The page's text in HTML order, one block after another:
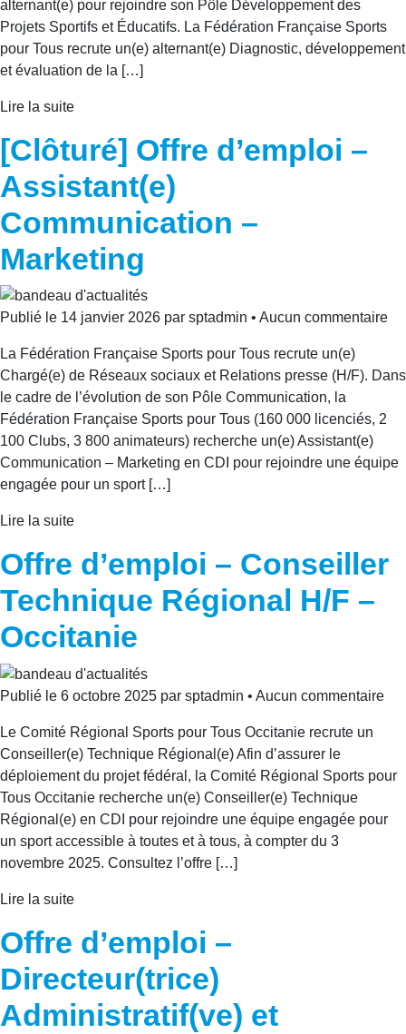
alternant(e) pour rejoindre son Pôle Développement des
Projets Sportifs et Éducatifs. La Fédération Française Sports
pour Tous recrute un(e) alternant(e) Diagnostic, développement
et évaluation de la […]
Lire la suite
[Clôturé] Offre d’emploi –
Assistant(e)
Communication –
Marketing
Publié le 14 janvier 2026 par sptadmin • Aucun commentaire
La Fédération Française Sports pour Tous recrute un(e)
Chargé(e) de Réseaux sociaux et Relations presse (H/F). Dans
le cadre de l’évolution de son Pôle Communication, la
Fédération Française Sports pour Tous (160 000 licenciés, 2
100 Clubs, 3 800 animateurs) recherche un(e) Assistant(e)
Communication – Marketing en CDI pour rejoindre une équipe
engagée pour un sport […]
Lire la suite
Offre d’emploi – Conseiller
Technique Régional H/F –
Occitanie
Publié le 6 octobre 2025 par sptadmin • Aucun commentaire
Le Comité Régional Sports pour Tous Occitanie recrute un
Conseiller(e) Technique Régional(e) Afin d’assurer le
déploiement du projet fédéral, la Comité Régional Sports pour
Tous Occitanie recherche un(e) Conseiller(e) Technique
Régional(e) en CDI pour rejoindre une équipe engagée pour
un sport accessible à toutes et à tous, à compter du 3
novembre 2025. Consultez l’offre […]
Lire la suite
Offre d’emploi –
Directeur(trice)
Administratif(ve) et